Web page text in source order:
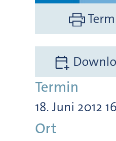
Termin
18. Juni 2012
Ort